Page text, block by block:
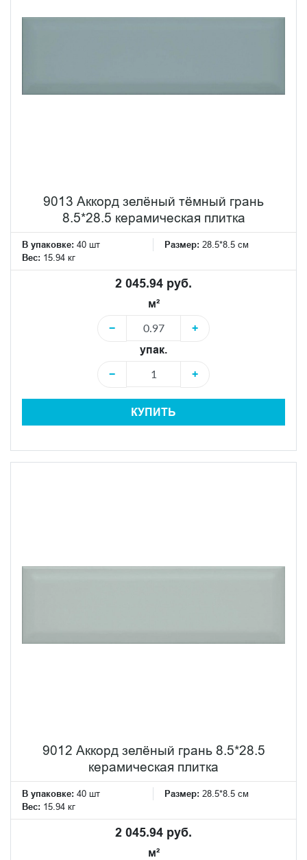
9013 Аккорд зелёный тёмный грань
8.5*28.5 керамическая плитка
В упаковке: 40 шт Размер: 28.5*8.5 см
Вес: 15.94 кг
2 045.94 руб.
м²
−
+
упак.
−
+
КУПИТЬ
9012 Аккорд зелёный грань 8.5*28.5
керамическая плитка
В упаковке: 40 шт Размер: 28.5*8.5 см
Вес: 15.94 кг
2 045.94 руб.
м²